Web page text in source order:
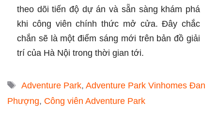
theo dõi tiến độ dự án và sẵn sàng khám phá
khi công viên chính thức mở cửa. Đây chắc
chắn sẽ là một điểm sáng mới trên bản đồ giải
trí của Hà Nội trong thời gian tới.
Tags
Adventure Park, Adventure Park Vinhomes Đan
Phượng, Công viên Adventure Park